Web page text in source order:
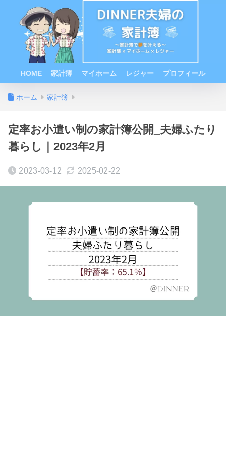
HOME 家計簿 マイホーム レジャー プロフィール
ホーム 家計簿
定率お小遣い制の家計簿公開_夫婦ふたり
暮らし｜2023年2月
2023-03-12 2025-02-22